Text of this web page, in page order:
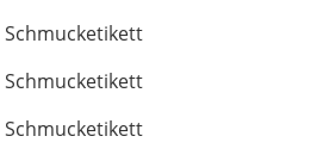
Schmucketikett
Schmucketikett
Schmucketikett